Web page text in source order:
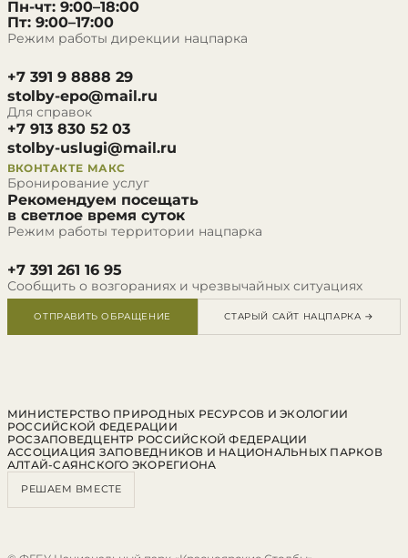
Пн-чт: 9:00–18:00
Пт: 9:00–17:00
Режим работы дирекции нацпарка
+7 391 9 8888 29
stolby-epo@mail.ru
Для справок
+7 913 830 52 03
stolby-uslugi@mail.ru
ВКОНТАКТЕ МАКС
Бронирование услуг
Рекомендуем посещать
в светлое время суток
Режим работы территории нацпарка
+7 391 261 16 95
Сообщить о возгораниях и чрезвычайных ситуациях
ОТПРАВИТЬ ОБРАЩЕНИЕ СТАРЫЙ САЙТ НАЦПАРКА →
МИНИСТЕРСТВО ПРИРОДНЫХ РЕСУРСОВ И ЭКОЛОГИИ
РОССИЙСКОЙ ФЕДЕРАЦИИ
РОСЗАПОВЕДЦЕНТР РОССИЙСКОЙ ФЕДЕРАЦИИ
АССОЦИАЦИЯ ЗАПОВЕДНИКОВ И НАЦИОНАЛЬНЫХ ПАРКОВ
АЛТАЙ-САЯНСКОГО ЭКОРЕГИОНА
РЕШАЕМ ВМЕСТЕ